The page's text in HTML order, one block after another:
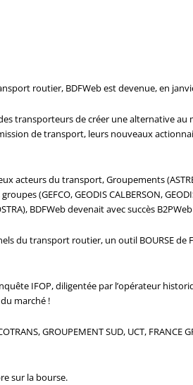
routier, BDFWeb est devenue, en
transporteurs de créer une alternative
de transport, leurs nouveaux
acteurs du transport, Groupements (ASTRE,
(GEFCO, GEODIS CALBERSON,
BDFWeb devenait avec succès
du transport routier, un outil BOURSE
IFOP, diligentée par l’opérateur
marché !
GROUPEMENT SUD, UCT,
sur la bourse.